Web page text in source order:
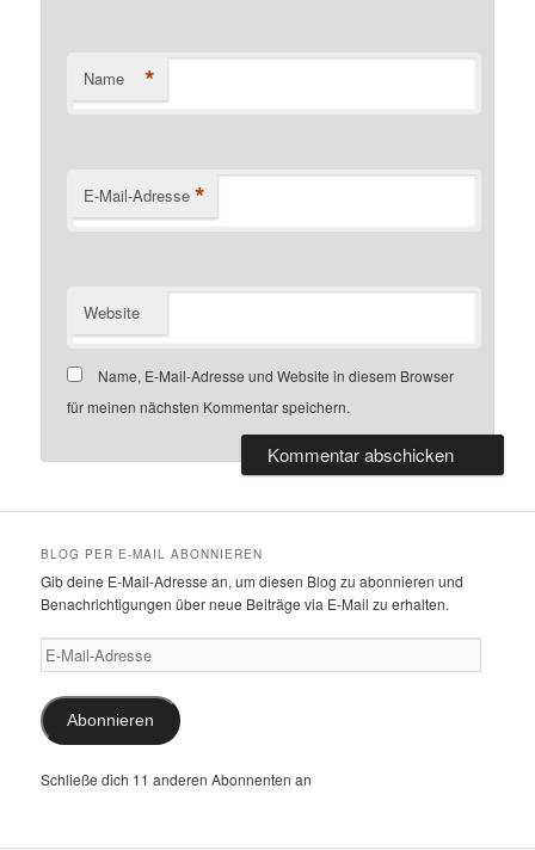
Name *
E-Mail-Adresse *
Website
Name, E-Mail-Adresse und Website in diesem Browser
für meinen nächsten Kommentar speichern.
BLOG PER E-MAIL ABONNIEREN
Gib deine E-Mail-Adresse an, um diesen Blog zu abonnieren und
Benachrichtigungen über neue Beiträge via E-Mail zu erhalten.
E-
Mail-
Adresse
Abonnieren
Schließe dich 11 anderen Abonnenten an